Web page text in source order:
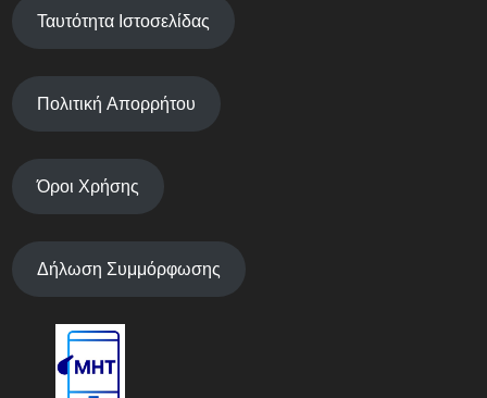
Ταυτότητα Ιστοσελίδας
Πολιτική Απορρήτου
Όροι Χρήσης
Δήλωση Συμμόρφωσης